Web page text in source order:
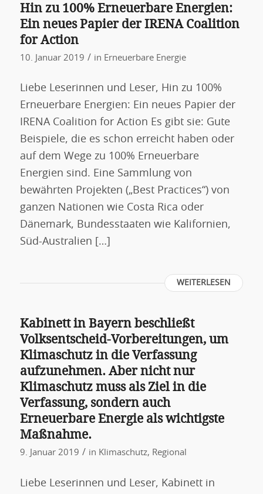
Hin zu 100% Erneuerbare Energien:
Ein neues Papier der IRENA Coalition
for Action
10. Januar 2019 / in Erneuerbare Energie
Liebe Leserinnen und Leser, Hin zu 100%
Erneuerbare Energien: Ein neues Papier der
IRENA Coalition for Action Es gibt sie: Gute
Beispiele, die es schon erreicht haben oder
auf dem Wege zu 100% Erneuerbare
Energien sind. Eine Sammlung von
bewährten Projekten („Best Practices“) von
ganzen Nationen wie Costa Rica oder
Dänemark, Bundesstaaten wie Kalifornien,
Süd-Australien […]
WEITERLESEN
Kabinett in Bayern beschließt
Volksentscheid-Vorbereitungen, um
Klimaschutz in die Verfassung
aufzunehmen. Aber nicht nur
Klimaschutz muss als Ziel in die
Verfassung, sondern auch
Erneuerbare Energie als wichtigste
Maßnahme.
9. Januar 2019 / in Klimaschutz, Regional
Liebe Leserinnen und Leser, Kabinett in